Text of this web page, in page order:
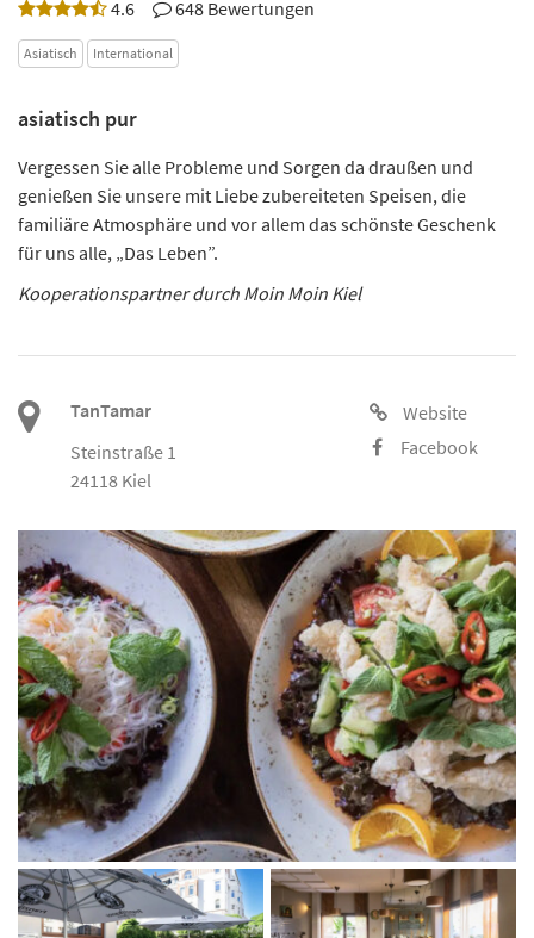
4.6 648 Bewertungen
Asiatisch International
asiatisch pur
Vergessen Sie alle Probleme und Sorgen da draußen und
genießen Sie unsere mit Liebe zubereiteten Speisen, die
familiäre Atmosphäre und vor allem das schönste Geschenk
für uns alle, „Das Leben”.
Kooperationspartner durch Moin Moin Kiel
TanTamar
Steinstraße 1
24118 Kiel
Website
Facebook